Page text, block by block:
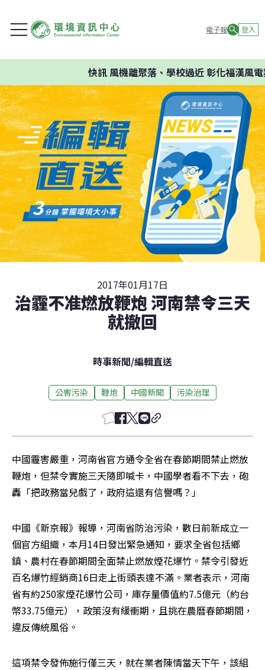
電子報 登入
快訊風機離聚落、學校過近 彰化福漢風電
2017年01月17日
治霾不准燃放鞭炮 河南禁令三天
就撤回
時事新聞/編輯直送
公害污染 鞭炮 中國新聞 污染治理
中國霾害嚴重，河南省官方通令全省在春節期間禁止燃放
鞭炮，但禁令實施三天隨即喊卡，中國學者看不下去，砲
轟「把政務當兒戲了，政府這還有信譽嗎？」
中國《新京報》報導，河南省防治污染，數日前新成立一
個官方組織，本月14日發出緊急通知，要求全省包括鄉
鎮、農村在春節期間全面禁止燃放煙花爆竹。禁令引發近
百名爆竹經銷商16日走上街頭表達不滿。業者表示，河南
省有約250家煙花爆竹公司，庫存量價值約7.5億元（約台
幣33.75億元），政策沒有緩衝期，且挑在農曆春節期間，
違反傳統風俗。
這項禁令發佈施行僅三天，就在業者陳情當天下午，該組